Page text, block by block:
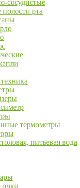
сосудистые
рта
термометры
питьевая вода
очки